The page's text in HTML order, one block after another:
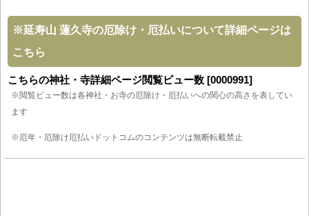
※延寿山 蓮久寺の厄除け・厄払いについて詳細ページは
こちら
こちらの神社・寺詳細ページ閲覧ビュー数 [0000991]
※閲覧ビュー数は各神社・お寺の厄除け・厄払いへの関心の高さを表してい
ます
※厄年・厄除け厄払いドットコムのコンテンツは無断転載禁止